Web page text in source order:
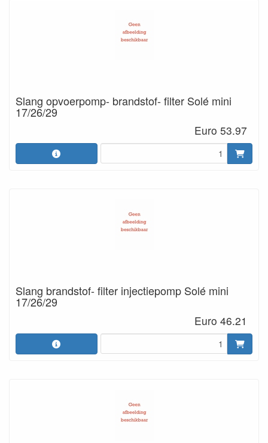
Slang opvoerpomp- brandstof- filter Solé mini
17/26/29
Euro 53.97
Slang brandstof- filter injectiepomp Solé mini
17/26/29
Euro 46.21